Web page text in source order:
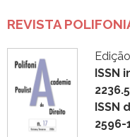
REVISTA
ISSN
ISSN
2596-